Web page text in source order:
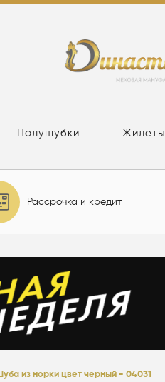
Полушубки Жилеты
Рассрочка и кредит
из норки цвет черный - 04031